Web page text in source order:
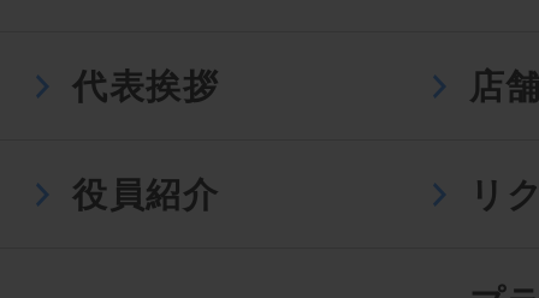
代表挨拶 店
役員紹介 リ